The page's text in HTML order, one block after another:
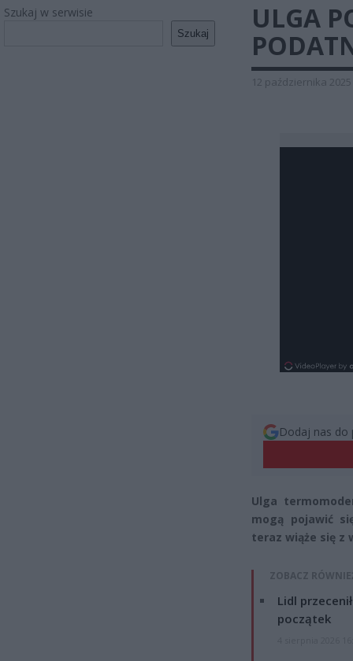
Szukaj w serwisie
Szukaj
ULGA
12 października 2025
Dodaj nas do
Ulga
mogą pojawić
teraz wiąże się z
ZOBACZ
Lidl
początek